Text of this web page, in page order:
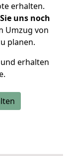
erhalten.
uns noch
Umzug von
planen.
erhalten